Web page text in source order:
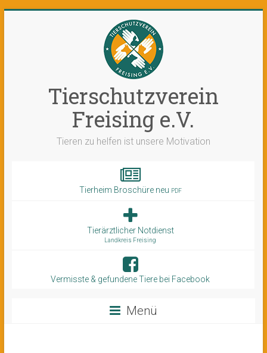
Tierschutzverein
Freising e.V.
Tieren zu helfen ist unsere Motivation
Tierheim Broschüre neu PDF
Tierärztlicher Notdienst
Landkreis Freising
Vermisste & gefundene Tiere bei Facebook
Menü